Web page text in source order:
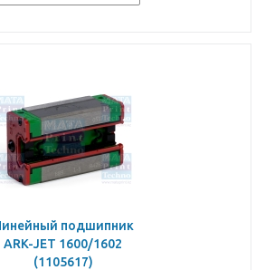
подшипник
ARK-JET 1600/1602
(1105617)